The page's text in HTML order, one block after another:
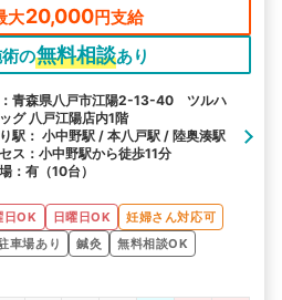
大20,000円支給
の無料相談あり
青森県八戸市江陽2-13-40 ツルハ
グ 八戸江陽店内1階
駅： 小中野駅 / 本八戸駅 / 陸奥湊駅
ス：小中野駅から徒歩11分
：有（10台）
日OK 日曜日OK
妊婦さん対応可
車場あり 鍼灸
無料相談OK